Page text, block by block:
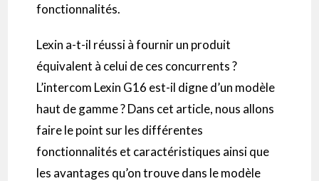
fonctionnalités.
Lexin a-t-il réussi à fournir un produit
équivalent à celui de ces concurrents ?
L’intercom Lexin G16 est-il digne d’un modèle
haut de gamme ? Dans cet article, nous allons
faire le point sur les différentes
fonctionnalités et caractéristiques ainsi que
les avantages qu’on trouve dans le modèle